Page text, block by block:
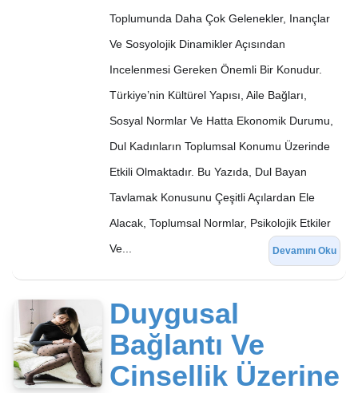
Toplumunda Daha Çok Gelenekler, Inançlar
Ve Sosyolojik Dinamikler Açısından
Incelenmesi Gereken Önemli Bir Konudur.
Türkiye’nin Kültürel Yapısı, Aile Bağları,
Sosyal Normlar Ve Hatta Ekonomik Durumu,
Dul Kadınların Toplumsal Konumu Üzerinde
Etkili Olmaktadır. Bu Yazıda, Dul Bayan
Tavlamak Konusunu Çeşitli Açılardan Ele
Alacak, Toplumsal Normlar, Psikolojik Etkiler
Ve...
Devamını Oku
Duygusal
Bağlantı Ve
Cinsellik Üzerine